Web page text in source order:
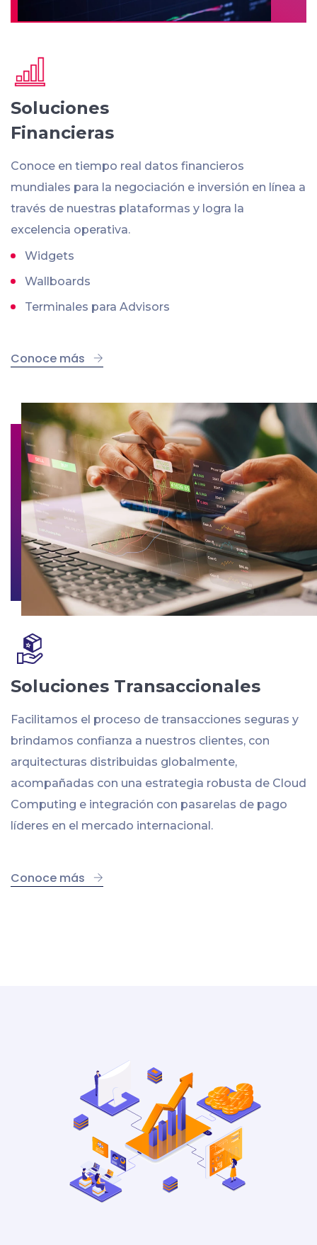
Soluciones
Financieras
Conoce en tiempo real datos financieros
mundiales para la negociación e inversión en línea a
través de nuestras plataformas y logra la
excelencia operativa.
Widgets
Wallboards
Terminales para Advisors
Conoce más
Soluciones Transaccionales
Facilitamos el proceso de transacciones seguras y
brindamos confianza a nuestros clientes, con
arquitecturas distribuidas globalmente,
acompañadas con una estrategia robusta de Cloud
Computing e integración con pasarelas de pago
líderes en el mercado internacional.
Conoce más